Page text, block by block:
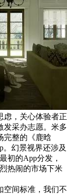
虑，关心体验者正
发采办志愿。米多
整的《鹿晗
。幻景视界还涉及
初的App分发，
热闹的市场下米
间标准，我们不